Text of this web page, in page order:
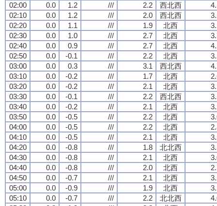
02:00
0.0 1.2 /// 2.2 西北西
02:10
0.0 1.2 /// 2.0 西北西
02:20
0.0 1.1 /// 1.9 北西
02:30
0.0 1.0 /// 2.7 北西
02:40
0.0 0.9 /// 2.7 北西
02:50
0.0 -0.1 /// 2.2 北西
03:00
0.0 0.3 /// 3.1 西北西
03:10
0.0 -0.2 /// 1.7 北西
03:20
0.0 -0.2 /// 2.1 北西
03:30
0.0 -0.1 /// 2.2 西北西
03:40
0.0 -0.2 /// 2.1 北西
03:50
0.0 -0.5 /// 2.2 北西
04:00
0.0 -0.5 /// 2.2 北西
04:10
0.0 -0.5 /// 2.1 北西
04:20
0.0 -0.8 /// 1.8 北北西
04:30
0.0 -0.8 /// 2.1 北西
04:40
0.0 -0.8 /// 2.0 北西
04:50
0.0 -0.7 /// 2.1 北西
05:00
0.0 -0.9 /// 1.9 北西
05:10
0.0 -0.7 /// 2.2 北北西